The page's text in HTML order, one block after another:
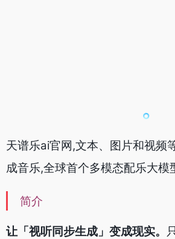
天谱乐ai官网,文本、图片和视频
成音乐,全球首个多模态配乐大模
简介
让「视听同步生成」变成现实。